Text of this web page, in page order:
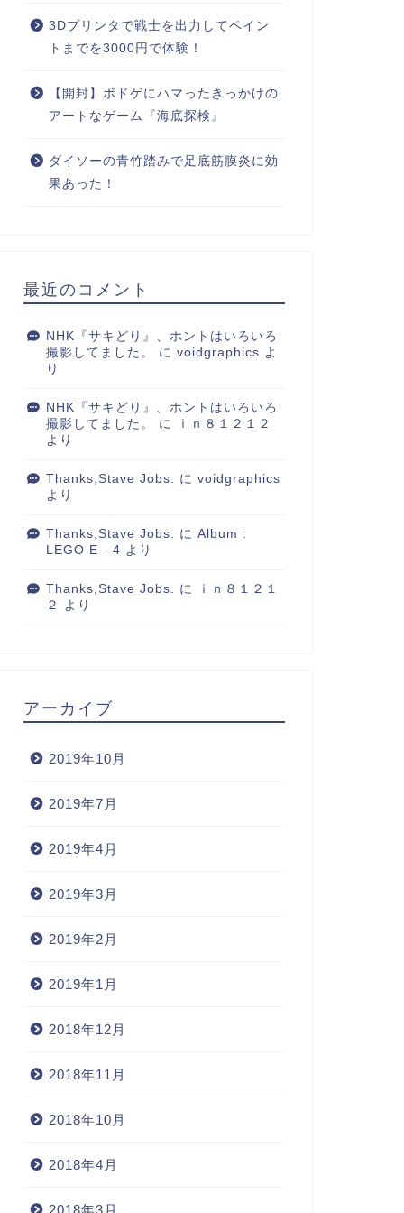
3Dプリンタで戦士を出力してペイン
トまでを3000円で体験！
【開封】ボドゲにハマったきっかけの
アートなゲーム『海底探検』
ダイソーの青竹踏みで足底筋膜炎に効
果あった！
最近のコメント
NHK『サキどり』、ホントはいろいろ
撮影してました。
に voidgraphics よ
り
NHK『サキどり』、ホントはいろいろ
撮影してました。
に
ｉｎ８１２１２
より
Thanks,Stave Jobs. に voidgraphics
より
Thanks,Stave Jobs. に Album :
LEGO E - 4 より
Thanks,Stave Jobs. に
ｉｎ８１２１
２
より
アーカイブ
2019年10月
2019年7月
2019年4月
2019年3月
2019年2月
2019年1月
2018年12月
2018年11月
2018年10月
2018年4月
2018年3月